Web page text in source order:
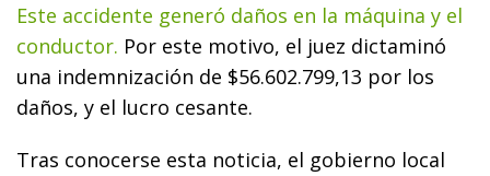
Este accidente generó daños en la máquina y el
conductor. Por este motivo, el juez dictaminó
una indemnización de $56.602.799,13 por los
daños, y el lucro cesante.
Tras conocerse esta noticia, el gobierno local